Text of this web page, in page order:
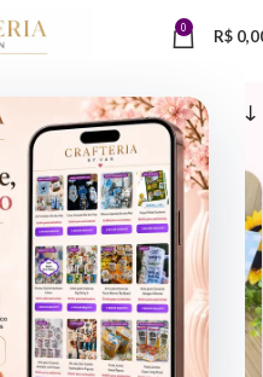
0 R$
AGENDAS
- 84%